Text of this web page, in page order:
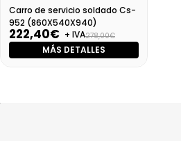
Carro de servicio soldado Cs-
952 (860X540X940)
222,40€ + IVA278,00€
MÁS DETALLES